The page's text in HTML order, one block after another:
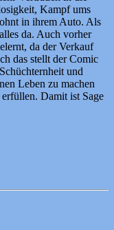
Kampf ums
in ihrem Auto. Als
da. Auch vorher
da der Verkauf
das stellt der Comic
und
Leben zu machen
Damit ist Sage